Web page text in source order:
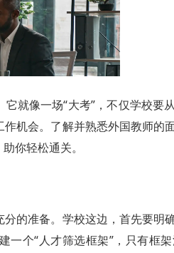
就像一场“大考”，不仅学校要
机会。了解并熟悉外国教师的
你轻松通关。
的准备。学校这边，首先要明
一个“人才筛选框架”，只有框